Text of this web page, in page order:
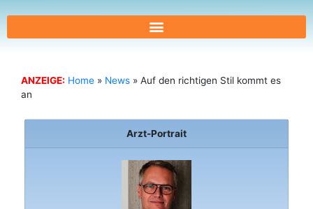
ANZEIGE: Home » News » Auf den richtigen Stil kommt es
an
Arzt-Portrait